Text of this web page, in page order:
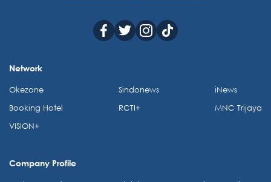
Network
Okezone
Booking Hotel
VISION+
Sindonews
RCTI+
iNews
MNC Trijaya
Company Profile